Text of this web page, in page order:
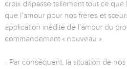
croix dépasse tellement tout ce que
que l’amour pour nos frères et
application inédite de l’amour du
commandement « nouveau ».
- Par conséquent, la situation de